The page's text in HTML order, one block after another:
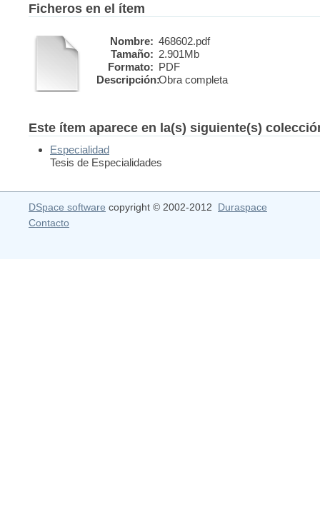
Ficheros en el ítem
Nombre: 468602.pdf
Tamaño: 2.901Mb
Formato: PDF
Descripción:Obra completa
Este ítem aparece en la(s) siguiente(s)
Especialidad
Tesis de Especialidades
DSpace software copyright © 2002-2012 Duraspace
Contacto